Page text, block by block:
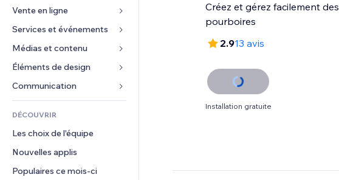
Publicités
Mobile
Données analytiques
Réseaux sociaux
Classement de sites
E-mail
Vente en ligne
Applis pour les boutiques
Expédition et livraison
Boutons Vente
Comptabilité
Coupons et fidélisation
Solutions d'entreposage
Services et événements
Hôtels
Événements
Restaurants
Immobilier
Réservations
Médias et contenu
Galerie
Musique
Podcasts
Photographie
Vidéo
PDF
Partage de fichiers
Éléments de design
Cartes et navigation
Confidentialité
Horloge
Modèles de pages
Effets sur images
Boutons et menus
Formulaires
Sondages
Chat
Commentaires
DÉCOUVRIR
Les choix de l'équipe
Nouvelles applis
Populaires ce mois‑ci
Créez et gérez facilement des
pourboires
2.913 avis
Installation gratuite